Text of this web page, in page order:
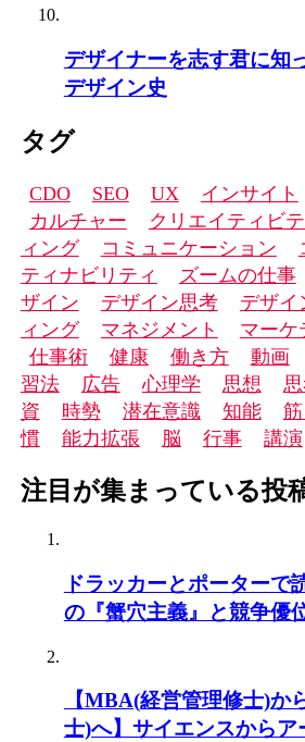
デザイナーを志す君に知
デザイン史
タグ
CDO SEO UX インサイト
カルチャー
クリエイティビ
ィング
コミュニケーション
ティナビリティ
ズームの仕事
ザイン
デザイン思考 デザイ
ィング
マネジメント マーケ
仕事術
健康 働き方 動画
習法
広告 心理学 思想
資
時勢 潜在意識 知能
慣
能力拡張 脳 行事 講演
注目が集まっている投
ドラッカーとポーターで
の『蟹穴主義』と競争優
【MBA(経営管理修士)か
士)へ】サイエンスから